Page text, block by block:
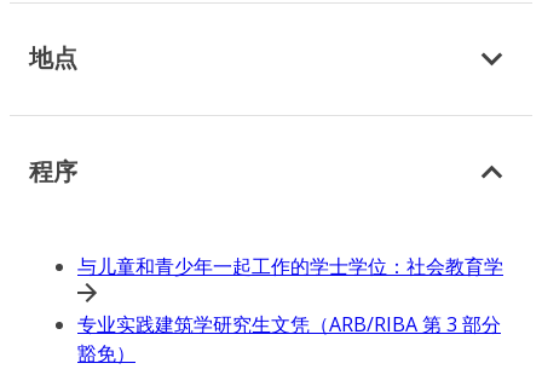
地点
程序
与儿童和青少年一起工作的学士学位：社会教育学
专业实践建筑学研究生文凭（ARB/RIBA 第 3 部分
豁免）